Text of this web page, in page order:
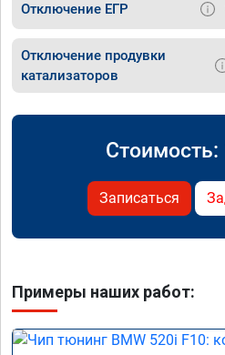
Отключение ЕГР
Отключение продувки
катализаторов
Стоимость:
Записаться
Примеры наших работ: